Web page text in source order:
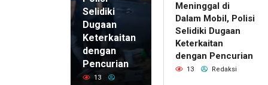
Selidiki
Dugaan
Keterkaitan
dengan
Pencurian
13
Meninggal di
Dalam Mobil, Polisi
Selidiki Dugaan
Keterkaitan
dengan Pencurian
13 Redaksi